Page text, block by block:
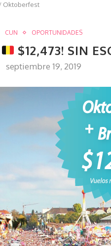
/ Oktoberfest
CUN OPORTUNIDADES
$12,473! SIN
septiembre 19, 2019